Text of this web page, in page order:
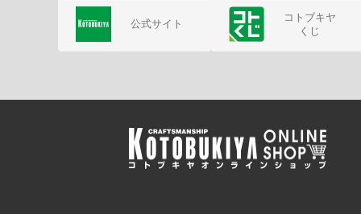
公式サイト
コトブキヤ
くじ